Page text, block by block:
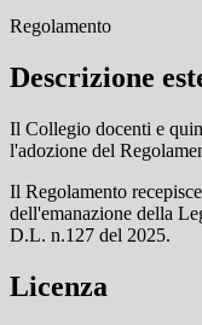
Regolamento
Descrizione
Il Collegio docenti e
l'adozione del
Il Regolamento
dell'emanazione della
D.L. n.127 del 2025.
Licenza